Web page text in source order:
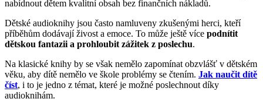
nabídnout dětem kvalitní obsah bez finančních nákladů.
Dětské audioknihy jsou často namluveny zkušenými herci, kteří
příběhům dodávají živost a emoce. To může ještě více podnítit
dětskou fantazii a prohloubit zážitek z poslechu.
Na klasické knihy by se však nemělo zapomínat obzvlášť v dětském
věku, aby dítě nemělo ve škole problémy se čtením. Jak naučit dítě
číst, i to je jedno z témat, které je možné poslechnout díky
audioknihám.